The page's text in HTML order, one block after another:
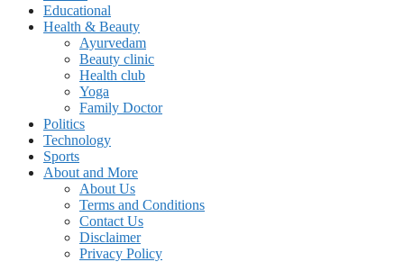
Educational
Health & Beauty
Ayurvedam
Beauty clinic
Health club
Yoga
Family Doctor
Politics
Technology
Sports
About and More
About Us
Terms and Conditions
Contact Us
Disclaimer
Privacy Policy